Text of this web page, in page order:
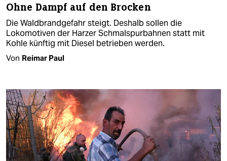
Ohne Dampf auf den Brocken
Die Waldbrandgefahr steigt. Deshalb sollen die
Lokomotiven der Harzer Schmalspurbahnen statt mit
Kohle künftig mit Diesel betrieben werden.
Von Reimar Paul